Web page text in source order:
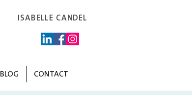
ISABELLE CANDEL
BLOG CONTACT